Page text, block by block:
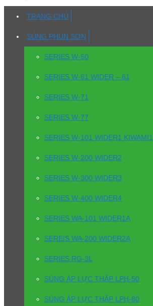
TRANG CHỦ
SÚNG PHUN SƠN
SERIES W-50
SERIES W-61 WIDER – 61
SERIES W-71
SERIES W-77
SERIES W-101 WIDER1 KIWAMI1
SERIES W-200 WIDER2
SERIES W-300 WIDER3
SERIES W-400 WIDER4
SERIES WA-101 WIDER1A
SEREIS WA-200 WIDER2A
SERIES RG-3L
SÚNG ÁP LỰC THẤP LPH-50
SÚNG ÁP LỰC THẤP LPH-80